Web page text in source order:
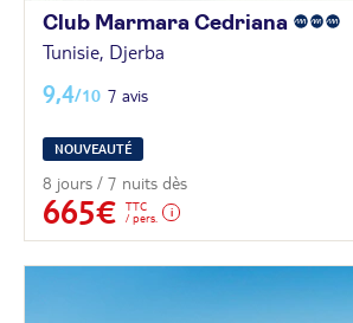
Club Marmara Cedriana
Tunisie, Djerba
9,4/10 7 avis
NOUVEAUTÉ
8 jours / 7 nuits dès
665€
TTC
/ pers.